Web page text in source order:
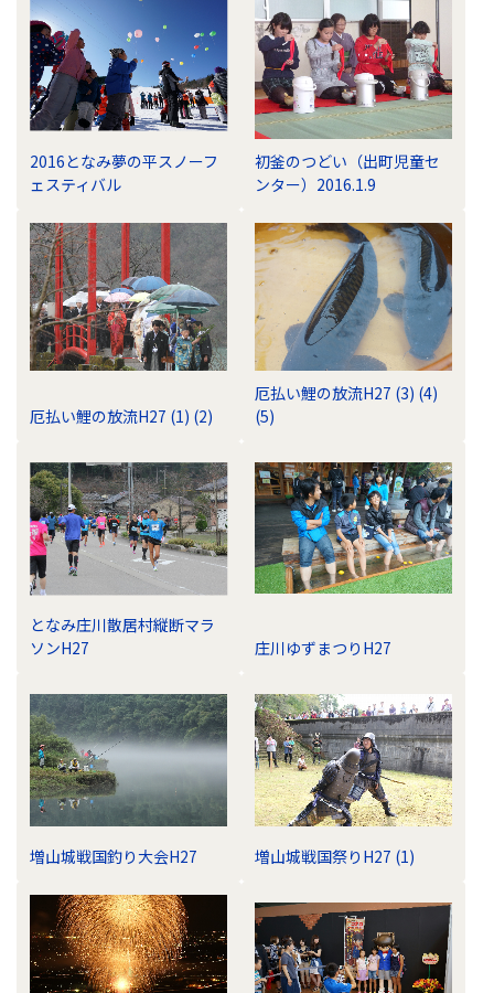
2016となみ夢の平スノーフ
ェスティバル
初釜のつどい（出町児童セ
ンター）2016.1.9
厄払い鯉の放流H27 (1) (2)
厄払い鯉の放流H27 (3) (4)
(5)
となみ庄川散居村縦断マラ
ソンH27
庄川ゆずまつりH27
増山城戦国釣り大会H27 増山城戦国祭りH27 (1)